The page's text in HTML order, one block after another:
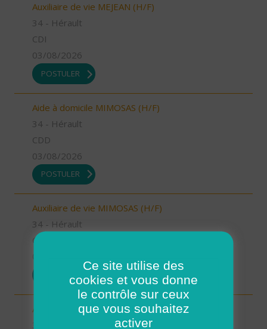
Auxiliaire de vie MEJEAN (H/F)
34 - Hérault
CDI
03/08/2026
POSTULER
Aide à domicile MIMOSAS (H/F)
34 - Hérault
CDD
03/08/2026
POSTULER
Auxiliaire de vie MIMOSAS (H/F)
34 - Hérault
CDI
Auxiliaire de vie MONTPELLIER OUEST (H/F)
Ce site utilise des
cookies et vous donne
le contrôle sur ceux
que vous souhaitez
activer